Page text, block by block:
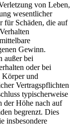
von Leben,
wesentlicher
für Schäden, die auf
Gewinn.
außer bei
oder bei
Körper und
Vertragspflichten
typischerweise
der Höhe nach auf
begrenzt. Dies
insbesondere